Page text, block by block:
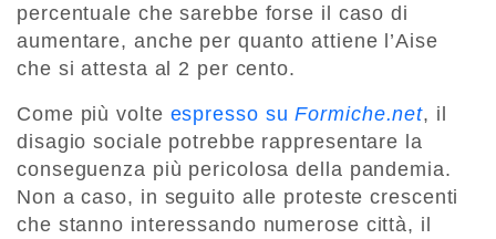
percentuale che sarebbe forse il caso di
aumentare, anche per quanto attiene l’Aise
che si attesta al 2 per cento.
Come più volte espresso suFormiche.net, il
disagio sociale potrebbe rappresentare la
conseguenza più pericolosa della pandemia.
Non a caso, in seguito alle proteste crescenti
che stanno interessando numerose città, il